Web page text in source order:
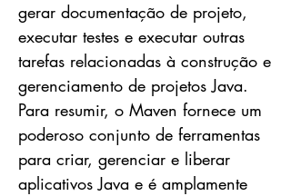
gerar documentação de projeto,
executar testes e executar outras
tarefas relacionadas à construção e
gerenciamento de projetos Java.
Para resumir, o Maven fornece um
poderoso conjunto de ferramentas
para criar, gerenciar e liberar
aplicativos Java e é amplamente